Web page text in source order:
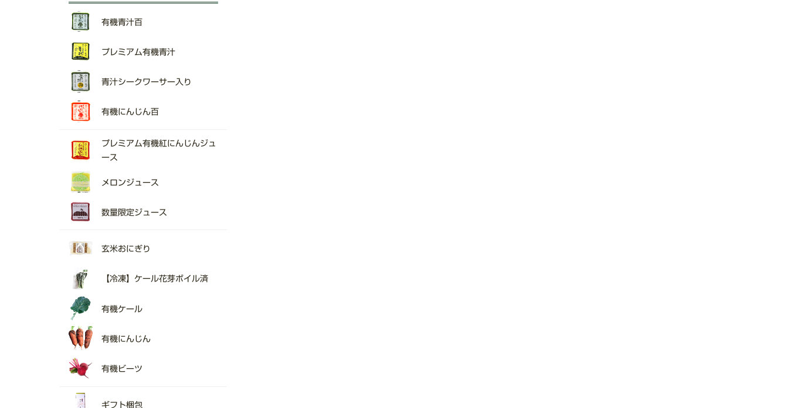
有機青汁百
プレミアム有機青汁
青汁シークワーサー入り
有機にんじん百
プレミアム有機紅にんじんジュ
ース
メロンジュース
数量限定ジュース
玄米おにぎり
【冷凍】ケール花芽ボイル済
有機ケール
有機にんじん
有機ビーツ
ギフト梱包